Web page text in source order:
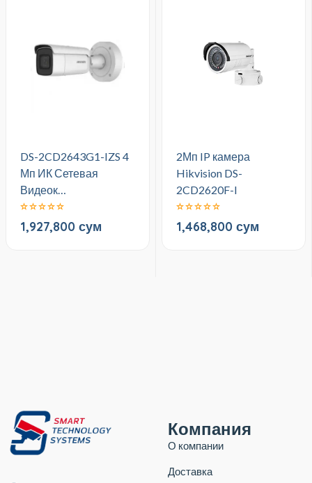
DS-2CD2643G1-IZS 4
Мп ИК Сетевая
Видеок…
1,927,800 сум
2Мп IP камера
Hikvision DS-
2CD2620F-I
1,468,800 сум
Компания
О компании
Доставка